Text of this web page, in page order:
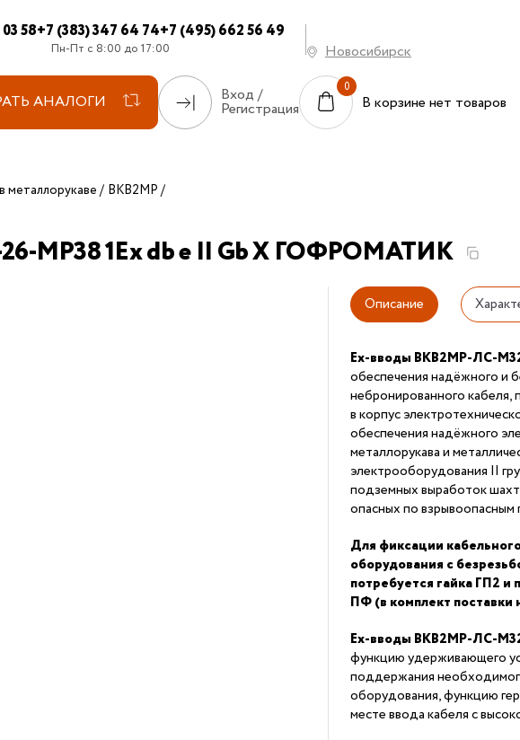
58+7 (383) 347 64 74+7 (495) 662 56 49
Пн-Пт с 8:00 до 17:00 Новосибирск
АНАЛОГИ Вход /
Регистрация В корзине нет товаров
металлорукаве ВКВ2МР
МР38 1Ex db e II Gb X ГОФРОМАТИК
Описание
Ex-вводы ВКВ2МР-ЛС-
обеспечения надёжного и
небронированного кабеля,
в корпус
обеспечения надёжного
металлорукава и
электрооборудования II
подземных выработок
опасных по взрывоопасным
Для фиксации
оборудования с
потребуется гайка ГП2 и
ПФ (в комплект поставки
Ex-вводы ВКВ2МР-ЛС-
функцию удерживающего
поддержания
оборудования, функцию
месте ввода кабеля с